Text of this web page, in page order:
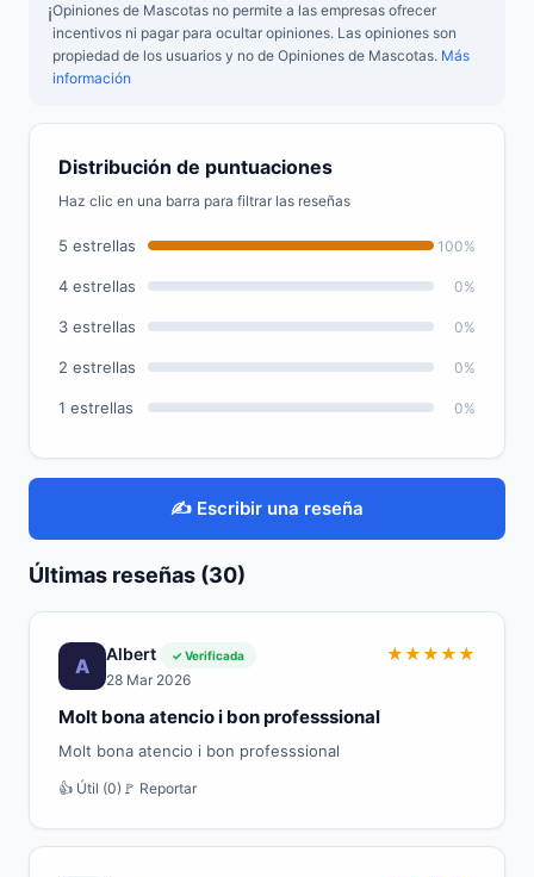
ℹ️Opiniones de Mascotas no permite a las empresas ofrecer
incentivos ni pagar para ocultar opiniones. Las opiniones son
propiedad de los usuarios y no de Opiniones de Mascotas. Más
información
Distribución de puntuaciones
Haz clic en una barra para filtrar las reseñas
5 estrellas 100%
4 estrellas 0%
3 estrellas 0%
2 estrellas 0%
1 estrellas 0%
✍️ Escribir una reseña
Últimas reseñas (30)
A Albert ✓ Verificada
28 Mar 2026
★★★★★
Molt bona atencio i bon professsional
Molt bona atencio i bon professsional
👍 Útil (0) 🚩 Reportar